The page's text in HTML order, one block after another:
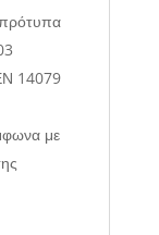
14079
με